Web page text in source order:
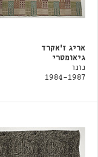
אריג ז'אקרד
גיאומטרי
נונו
1984-1987